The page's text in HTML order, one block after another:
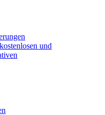
und